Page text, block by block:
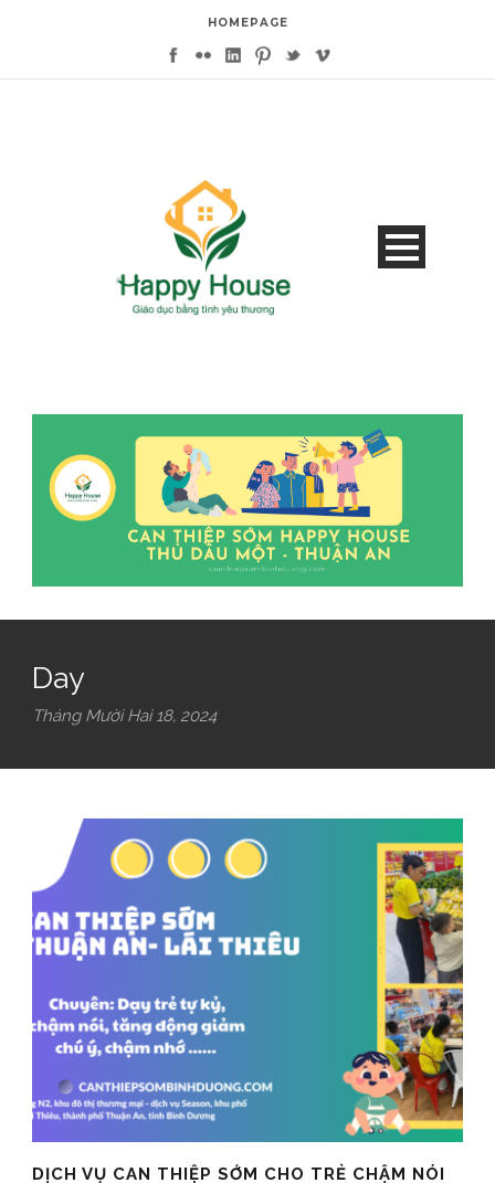
HOMEPAGE
Day
Tháng Mười Hai 18, 2024
DỊCH VỤ CAN THIỆP SỚM CHO TRẺ CHẬM NÓI